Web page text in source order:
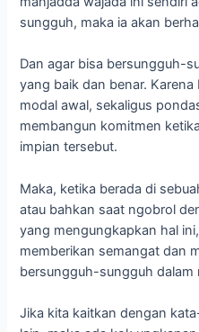
yang mengungkapkan hal
memberikan semangat dan
Jika kita kaitkan dengan
lain, maka ada kok
dengannya.
Bersakit-sakit dahulu,
berarti, bahwa untuk
melakukan usaha terbaik
Karena tidak ada satupun